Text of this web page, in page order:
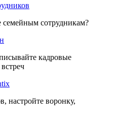
семейным сотрудникам?
кадровые
настройте воронку,